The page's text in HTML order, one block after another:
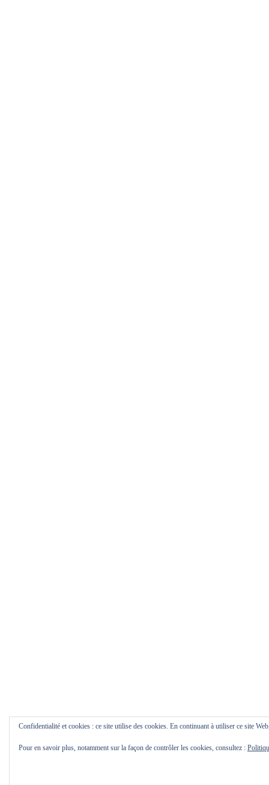
Confidentialité et cookies : ce site utilise des cookies. En continuant à utiliser ce site
Pour en savoir plus, notamment sur la façon de contrôler les cookies, consultez :